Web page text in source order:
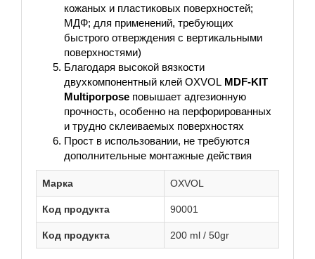
кожаных и пластиковых поверхностей;
МДФ; для применений, требующих
быстрого отверждения с вертикальными
поверхностями)
Благодаря высокой вязкости
двухкомпонентный клей OXVOL MDF-KIT
Multiporpose повышает адгезионную
прочность, особенно на перфорированных
и трудно склеиваемых поверхностях
Прост в использовании, не требуются
дополнительные монтажные действия
Марка OXVOL
Код продукта 90001
Код продукта 200 ml / 50gr